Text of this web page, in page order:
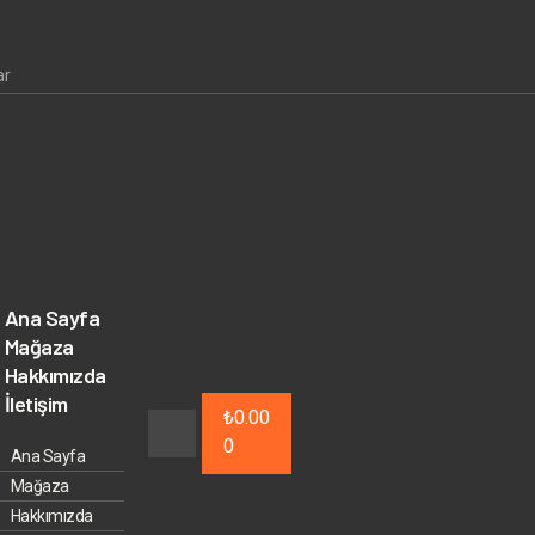
Ana Sayfa
Mağaza
Hakkımızda
İletişim
Ana Sayfa
Mağaza
Hakkımızda
₺0.00
0